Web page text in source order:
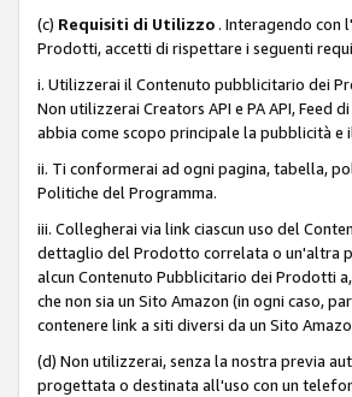
(c) Requisiti di Utilizzo . Interagendo con
Prodotti, accetti di rispettare i seguenti
i. Utilizzerai il Contenuto pubblicitario dei
Non utilizzerai Creators API e PA API,
abbia come scopo principale la pubblicità
ii. Ti conformerai ad ogni pagina, tabella,
Politiche del Programma.
iii. Collegherai via link ciascun uso del
dettaglio del Prodotto correlata o un'altra
alcun Contenuto Pubblicitario dei Prodotti
che non sia un Sito Amazon (in ogni caso,
contenere link a siti diversi da un Sito
(d) Non utilizzerai, senza la nostra previa
progettata o destinata all'uso con un